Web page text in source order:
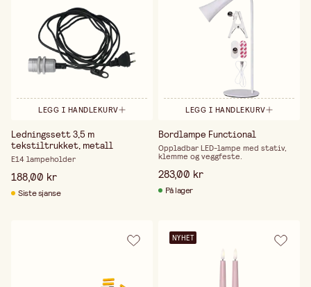
LEGG I HANDLEKURV
Ledningssett 3,5 m
tekstiltrukket, metall
E14 lampeholder
188,00 kr
Siste sjanse
LEGG I HANDLEKURV
Bordlampe Functional
Oppladbar LED-lampe med stativ,
klemme og veggfeste.
283,00 kr
På lager
NYHET